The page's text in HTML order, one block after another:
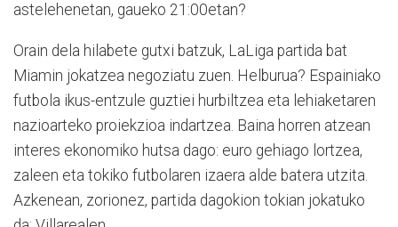
astelehenetan, gaueko 21:00etan?
Orain dela hilabete gutxi batzuk, LaLiga partida bat
Miamin jokatzea negoziatu zuen. Helburua? Espainiako
futbola ikus-entzule guztiei hurbiltzea eta lehiaketaren
nazioarteko proiekzioa indartzea. Baina horren atzean
interes ekonomiko hutsa dago: euro gehiago lortzea,
zaleen eta tokiko futbolaren izaera alde batera utzita.
Azkenean, zorionez, partida dagokion tokian jokatuko